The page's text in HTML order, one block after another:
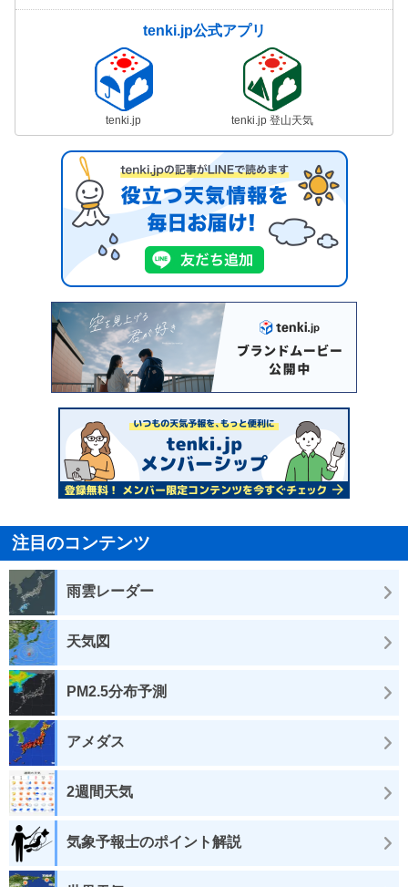
tenki.jp公式アプリ
tenki.jp tenki.jp 登山天気
注目のコンテンツ
雨雲レーダー
天気図
PM2.5分布予測
アメダス
2週間天気
気象予報士のポイント解説